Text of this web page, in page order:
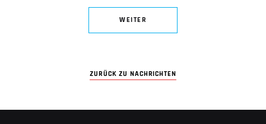
WEITER
ZURÜCK ZU NACHRICHTEN